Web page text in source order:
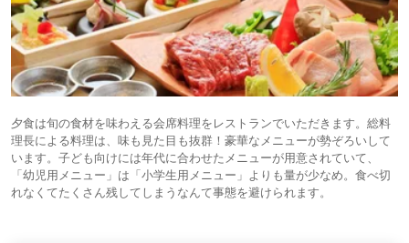
夕食は旬の食材を味わえる会席料理をレストランでいただきます。総料
理長による料理は、味も見た目も抜群！豪華なメニューが勢ぞろいして
います。子ども向けには年代に合わせたメニューが用意されていて、
「幼児用メニュー」は「小学生用メニュー」よりも量が少なめ。食べ切
れなくてたくさん残してしまうなんて事態を避けられます。